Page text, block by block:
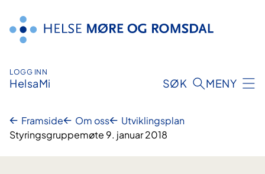
innhald
LOGG INN
HelsaMi SØK MENY
Framside Om oss
Utviklingsplan
Styringsgruppemøte 9. januar 2018